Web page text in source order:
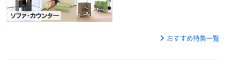
おすすめ特集一覧